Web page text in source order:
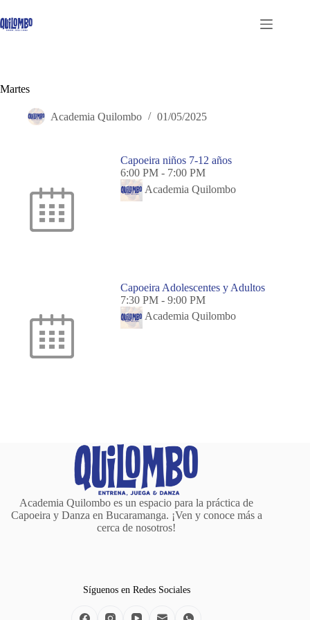
al
contenido
Martes
Academia Quilombo 01/05/2025
Capoeira niños 7-12 años
6:00 PM - 7:00 PM
Academia Quilombo
Capoeira Adolescentes y Adultos
7:30 PM - 9:00 PM
Academia Quilombo
Academia Quilombo es un espacio para la práctica de
Capoeira y Danza en Bucaramanga. ¡Ven y conoce más a
cerca de nosotros!
Síguenos en Redes Sociales